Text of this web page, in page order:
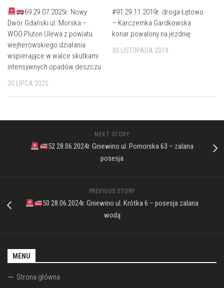
69 29.07.2025r. Nowy
Dwór Gdański ul. Morska –
WOO Pluton Ulewa z powiatu
wejherowskiego działania
wspierające w walce skutkami
intensywnych opadów deszczu
30 LIPCA 2025
#91 29.11.2019r. droga Łętowo
– Karczemka Gardkowska
konar powalony na jezdnię
30 LISTOPADA 2019
NEXT STORY
52 28.06.2024r. Gniewino ul. Pomorska 63 – zalana
posesja
PREVIOUS STORY
50 28.06.2024r. Gniewino ul. Krótka 6 – posesja zalana
wodą
MENU
Strona główna